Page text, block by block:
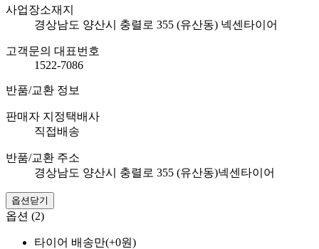
사업장소재지
경상남도 양산시 충렬로 355 (유산동) 넥센타이어
고객문의 대표번호
1522-7086
반품/교환 정보
판매자 지정택배사
직접배송
반품/교환 주소
경상남도 양산시 충렬로 355 (유산동)넥센타이어
옵션닫기
옵션 (2)
타이어 배송만(+0원)